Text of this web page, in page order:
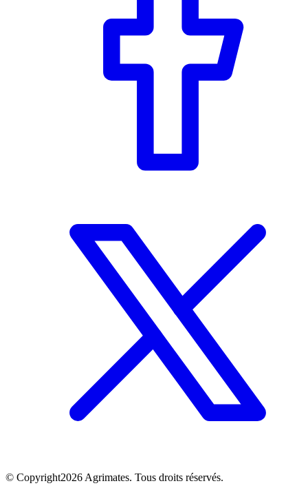
© Copyright2026 Agrimates. Tous droits réservés.